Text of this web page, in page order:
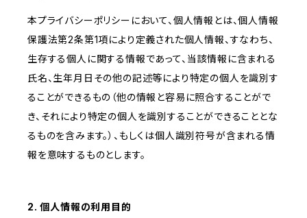
本プライバシーポリシーにおいて、個人情報とは、個人情報
保護法第2条第1項により定義された個人情報、すなわち、
生存する個人に関する情報であって、当該情報に含まれる
氏名、生年月日その他の記述等により特定の個人を識別す
ることができるもの（他の情報と容易に照合することがで
き、それにより特定の個人を識別することができることとな
るものを含みます。）、もしくは個人識別符号が含まれる情
報を意味するものとします。
2. 個人情報の利用目的